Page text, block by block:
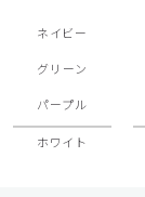
ネイビー
グリーン
パープル
ホワイト